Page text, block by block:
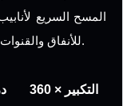
المسح السريع
للأنفاق والقنوات ، والتفتيش الداخلي لشاحنات الصهاريج ، إلخ.
360 × التكبير